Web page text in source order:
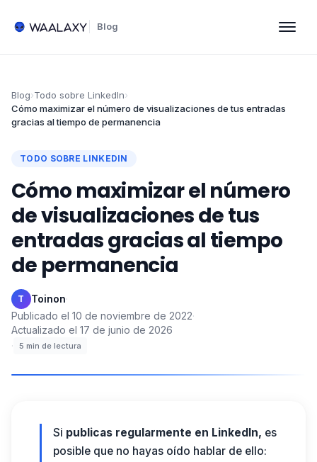
Blog
Blog›Todo sobre LinkedIn›
Cómo maximizar el número de visualizaciones de tus entradas
gracias al tiempo de permanencia
TODO SOBRE LINKEDIN
Cómo maximizar el número
de visualizaciones de tus
entradas gracias al tiempo
de permanencia
T Toinon·
Publicado el 10 de noviembre de 2022·
Actualizado el 17 de junio de 2026
·
5 min de lectura
Si publicas regularmente en LinkedIn, es
posible que no hayas oído hablar de ello: